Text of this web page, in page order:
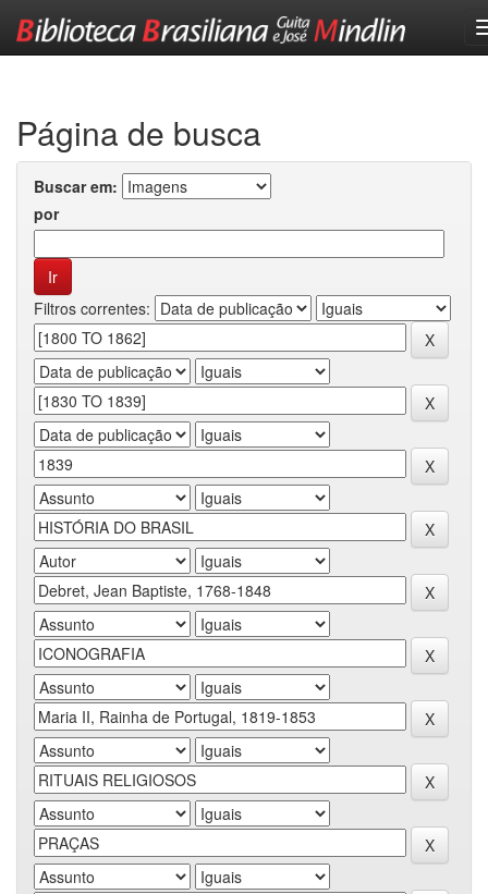
Página de busca
Buscar em:
por
Filtros correntes: